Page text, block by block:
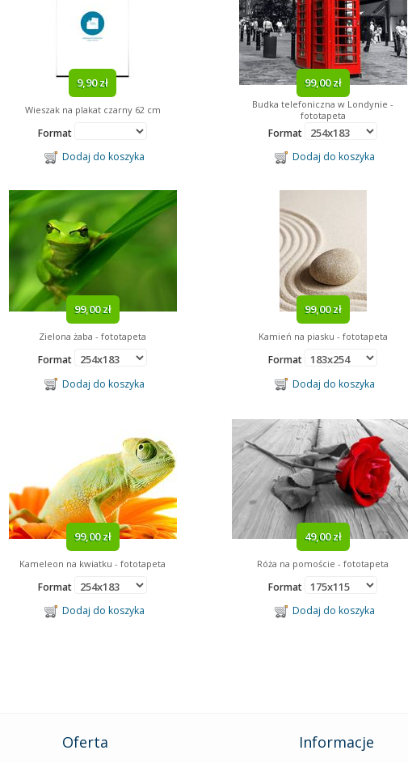
9,90 zł
Wieszak na plakat czarny 62 cm
Format
Dodaj do koszyka
99,00 zł
Budka telefoniczna w Londynie -
fototapeta
Format
Dodaj do koszyka
99,00 zł
Zielona żaba - fototapeta
Format
Dodaj do koszyka
99,00 zł
Kamień na piasku - fototapeta
Format
Dodaj do koszyka
99,00 zł
Kameleon na kwiatku - fototapeta
Format
Dodaj do koszyka
49,00 zł
Róża na pomoście - fototapeta
Format
Dodaj do koszyka
Oferta Informacje